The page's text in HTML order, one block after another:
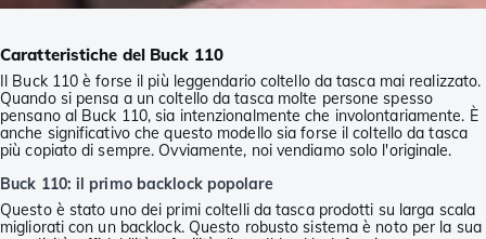
Caratteristiche del Buck 110
Il Buck 110 è forse il più leggendario coltello da tasca mai realizzato.
Quando si pensa a un coltello da tasca molte persone spesso
pensano al Buck 110, sia intenzionalmente che involontariamente. È
anche significativo che questo modello sia forse il coltello da tasca
più copiato di sempre. Ovviamente, noi vendiamo solo l'originale.
Buck 110: il primo backlock popolare
Questo è stato uno dei primi coltelli da tasca prodotti su larga scala
migliorati con un backlock. Questo robusto sistema è noto per la sua